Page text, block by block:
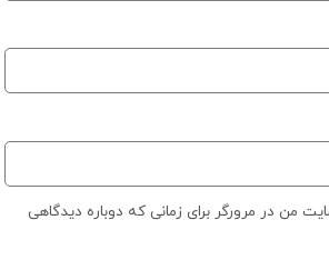
من در مرورگر برای زمانی که دوباره دیدگاهی